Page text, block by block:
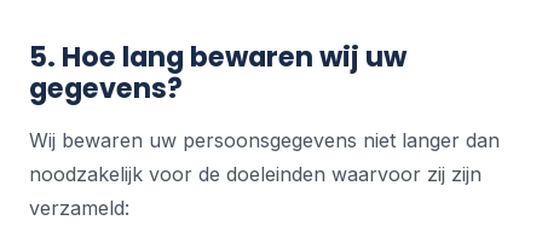
5. Hoe lang bewaren wij uw
gegevens?
Wij bewaren uw persoonsgegevens niet langer dan
noodzakelijk voor de doeleinden waarvoor zij zijn
verzameld: